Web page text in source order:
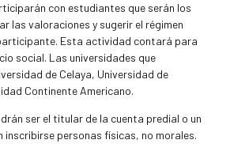
con estudiantes que serán los
las valoraciones y sugerir el régimen
Esta actividad contará para
social. Las universidades que
de Celaya, Universidad de
Continente Americano.
ser el titular de la cuenta predial o un
inscribirse personas físicas, no morales.